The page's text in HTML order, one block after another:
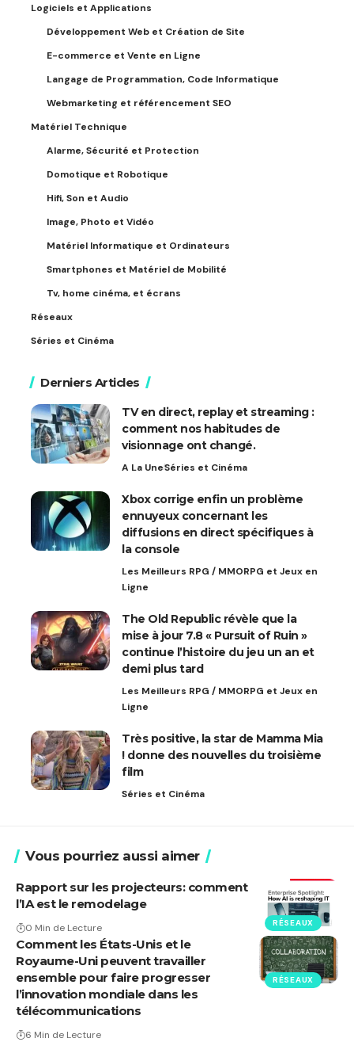
Logiciels et Applications
Développement Web et Création de Site
E-commerce et Vente en Ligne
Langage de Programmation, Code Informatique
Webmarketing et référencement SEO
Matériel Technique
Alarme, Sécurité et Protection
Domotique et Robotique
Hifi, Son et Audio
Image, Photo et Vidéo
Matériel Informatique et Ordinateurs
Smartphones et Matériel de Mobilité
Tv, home cinéma, et écrans
Réseaux
Séries et Cinéma
Derniers Articles
TV en direct, replay et streaming :
comment nos habitudes de
visionnage ont changé.
A La UneSéries et Cinéma
Xbox corrige enfin un problème
ennuyeux concernant les
diffusions en direct spécifiques à
la console
Les Meilleurs RPG / MMORPG et Jeux en
Ligne
The Old Republic révèle que la
mise à jour 7.8 « Pursuit of Ruin »
continue l’histoire du jeu un an et
demi plus tard
Les Meilleurs RPG / MMORPG et Jeux en
Ligne
Très positive, la star de Mamma Mia
! donne des nouvelles du troisième
film
Séries et Cinéma
Vous pourriez aussi aimer
RÉSEAUX
Rapport sur les projecteurs: comment
l’IA est le remodelage
0 Min de Lecture
RÉSEAUX
Comment les États-Unis et le
Royaume-Uni peuvent travailler
ensemble pour faire progresser
l’innovation mondiale dans les
télécommunications
6 Min de Lecture